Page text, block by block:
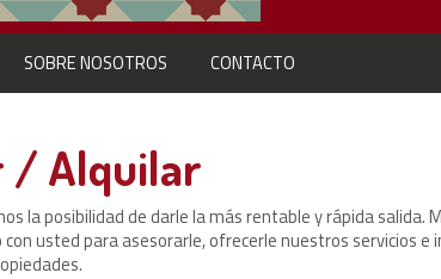
SOBRE NOSOTROS CONTACTO
/ Alquilar
la posibilidad de darle la más rentable y rápida
usted para asesorarle, ofrecerle nuestros servicios e